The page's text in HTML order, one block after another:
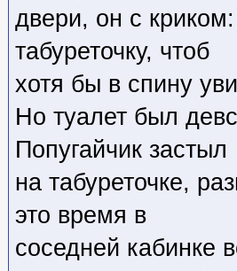
двери, он с
табуреточку, чтоб
хотя бы в спину
Но туалет был
Попугайчик застыл
на табуреточке,
это время в
соседней кабинке